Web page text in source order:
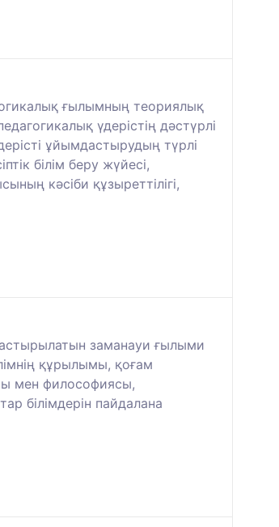
ғылымның теориялық
үдерістің дәстүрлі
ұйымдастырудың түрлі
білім беру жүйесі,
кәсіби құзыреттілігі,
заманауи ғылыми
құрылымы, қоғам
мен философиясы,
білімдерін пайдалана